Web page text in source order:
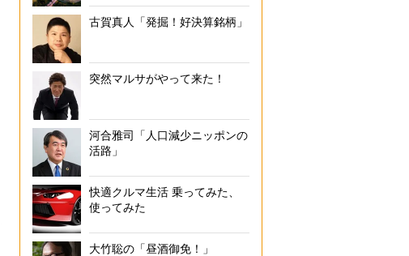
古賀真人「発掘！好決算銘柄」
突然マルサがやって来た！
河合雅司「人口減少ニッポンの
活路」
快適クルマ生活 乗ってみた、
使ってみた
大竹聡の「昼酒御免！」